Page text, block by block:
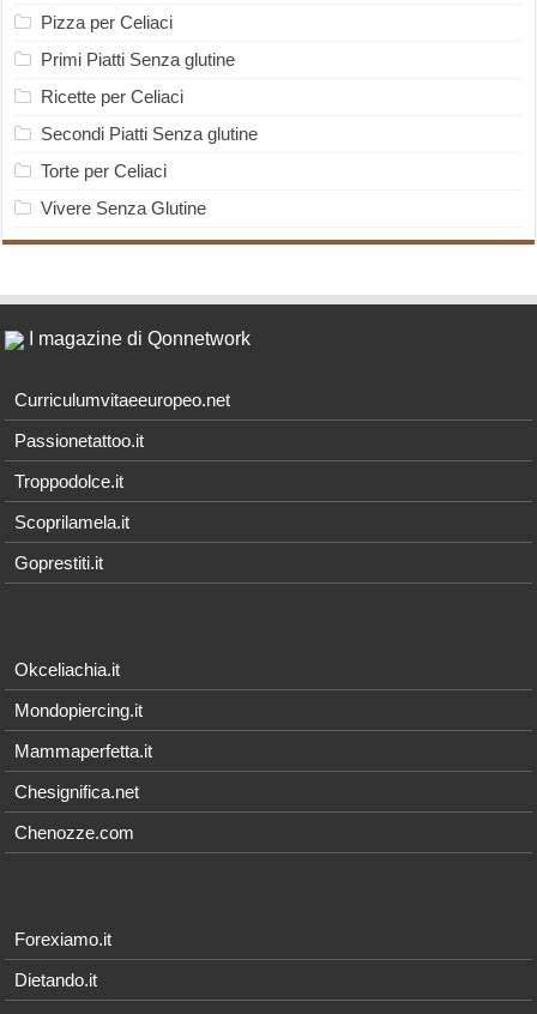
Pizza per Celiaci
Primi Piatti Senza glutine
Ricette per Celiaci
Secondi Piatti Senza glutine
Torte per Celiaci
Vivere Senza Glutine
I magazine di Qonnetwork
Curriculumvitaeeuropeo.net
Passionetattoo.it
Troppodolce.it
Scoprilamela.it
Goprestiti.it
Okceliachia.it
Mondopiercing.it
Mammaperfetta.it
Chesignifica.net
Chenozze.com
Forexiamo.it
Dietando.it